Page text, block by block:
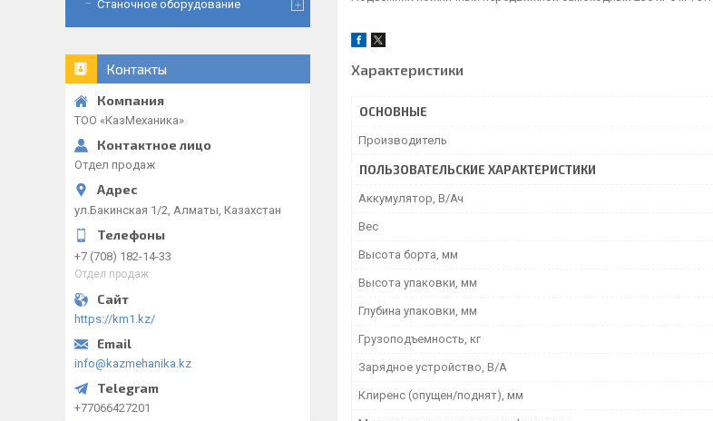
Характеристики
ОСНОВНЫЕ
Производитель
ПОЛЬЗОВАТЕЛЬСКИЕ ХАРАКТЕРИСТИКИ
Аккумулятор, В/Ач
Вес
Высота борта, мм
Высота упаковки, мм
Глубина упаковки, мм
Грузоподъемность, кг
Зарядное устройство, В/А
Клиренс (опущен/поднят), мм
Станочное оборудование
Контакты
ТОО «‎КазМеханика»
Отдел продаж
ул.Бакинская 1/2, Алматы, Казахстан
+7 (708) 182-14-33
Отдел продаж
https://km1.kz/
info@kazmehanika.kz
+77066427201